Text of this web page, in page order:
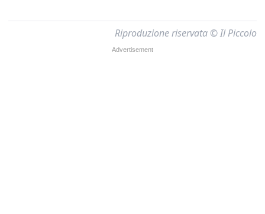
Riproduzione riservata © Il Piccolo